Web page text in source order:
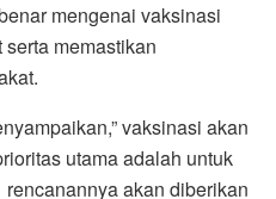
mengenai vaksinasi
memastikan
vaksinasi akan
utama adalah untuk
akan diberikan